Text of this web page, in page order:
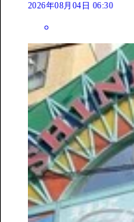
2026年08月04日 06:30